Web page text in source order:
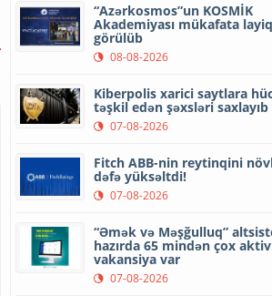
“Azərkosmos”un KOSMİK
Akademiyası mükafata layiq
görülüb
08-08-2026
Kiberpolis xarici saytlara
təşkil edən şəxsləri saxlayıb
07-08-2026
Fitch ABB-nin reytinqini
dəfə yüksəltdi!
07-08-2026
“Əmək və Məşğulluq”
hazırda 65 mindən çox aktiv
vakansiya var
07-08-2026